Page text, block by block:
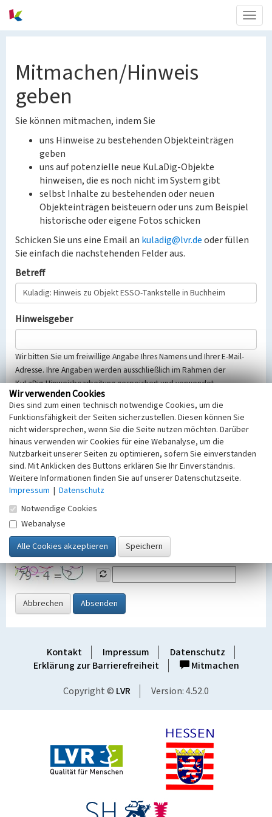
Mitmachen/Hinweis
geben
Sie können mitmachen, indem Sie
uns Hinweise zu bestehenden Objekteinträgen
geben
uns auf potenzielle neue KuLaDig-Objekte
hinweisen, die es noch nicht im System gibt
selbst Inhalte zu bestehenden oder neuen
Objekteinträgen beisteuern oder uns zum Beispiel
historische oder eigene Fotos schicken
Schicken Sie uns eine Email an kuladig@lvr.deoder füllen
Sie einfach die nachstehenden Felder aus.
Betreff
Hinweisgeber
Wir bitten Sie um freiwillige Angabe Ihres Namens und Ihrer E-Mail-
Adresse. Ihre Angaben werden ausschließlich im Rahmen der
KuLaDig-Hinweisbearbeitung gespeichert und verwendet.
Selbstverständlich werden diese entsprechend der Vorschriften des
Telemediengesetzes, des Datenschutzgesetzes NRW und der seit
dem 25.05.2018 gültigen Europäischen Datenschutzgrundverordnung
(EU-DSGVO) vertraulich behandelt, beachten Sie bitte unsere
Hinweise zumDatenschutz
Nachricht
SicherheitsabfrageTragen Sie unten das Rechenergebnis aus der
Grafik ein
Abbrechen Absenden
Kontakt Impressum
Datenschutz
Erklärung zur Barrierefreiheit
Mitmachen
Copyright © LVR Version: 4.52.0
Wir verwenden Cookies
Dies sind zum einen technisch notwendige Cookies, um die
Funktionsfähigkeit der Seiten sicherzustellen. Diesen können Sie
nicht widersprechen, wenn Sie die Seite nutzen möchten. Darüber
hinaus verwenden wir Cookies für eine Webanalyse, um die
Nutzbarkeit unserer Seiten zu optimieren, sofern Sie einverstanden
sind. Mit Anklicken des Buttons erklären Sie Ihr Einverständnis.
Weitere Informationen finden Sie auf unserer Datenschutzseite.
Impressum | Datenschutz
Notwendige Cookies
Webanalyse